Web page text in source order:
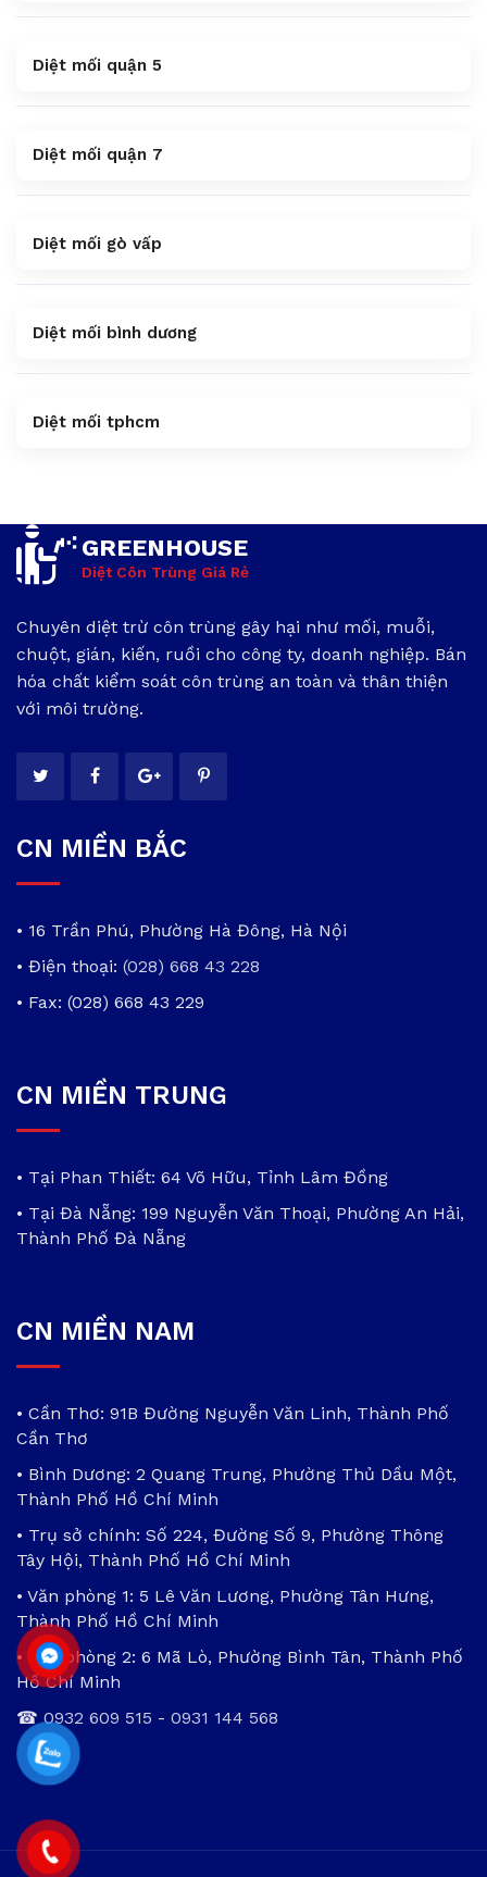
Diệt mối quận 5
Diệt mối quận 7
Diệt mối gò vấp
Diệt mối bình dương
Diệt mối tphcm
GREENHOUSE
Diệt Côn Trùng Giá Rẻ
Chuyên diệt trừ côn trùng gây hại như mối, muỗi,
chuột, gián, kiến, ruồi cho công ty, doanh nghiệp. Bán
hóa chất kiểm soát côn trùng an toàn và thân thiện
với môi trường.
CN MIỀN BẮC
• 16 Trần Phú, Phường Hà Đông, Hà Nội
• Điện thoại: (028) 668 43 228
• Fax: (028) 668 43 229
CN MIỀN TRUNG
• Tại Phan Thiết: 64 Võ Hữu, Tỉnh Lâm Đồng
• Tại Đà Nẵng: 199 Nguyễn Văn Thoại, Phường An Hải,
Thành Phố Đà Nẵng
CN MIỀN NAM
• Cần Thơ: 91B Đường Nguyễn Văn Linh, Thành Phố
Cần Thơ
• Bình Dương: 2 Quang Trung, Phường Thủ Dầu Một,
Thành Phố Hồ Chí Minh
• Trụ sở chính: Số 224, Đường Số 9, Phường Thông
Tây Hội, Thành Phố Hồ Chí Minh
• Văn phòng 1: 5 Lê Văn Lương, Phường Tân Hưng,
Thành Phố Hồ Chí Minh
• Văn phòng 2: 6 Mã Lò, Phường Bình Tân, Thành Phố
Hồ Chí Minh
☎0932 609 515 - 0931 144 568